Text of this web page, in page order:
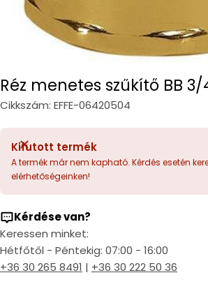
Réz menetes szűkítő BB 3/
Cikkszám: EFFE-06420504
Kifutott termék
A termék már nem kapható. Kérdés esetén
elérhetőségeinken!
Kérdése van?
Keressen minket:
Hétfőtől - Péntekig: 07:00 - 16:00
+36 30 265 8491 | +36 30 222 50 36